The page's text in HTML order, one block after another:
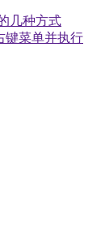
几种方式
键菜单并执行